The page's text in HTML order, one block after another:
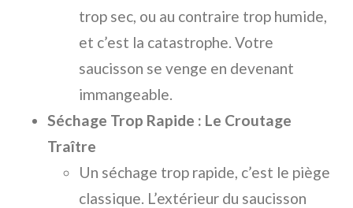
trop sec, ou au contraire trop humide,
et c’est la catastrophe. Votre
saucisson se venge en devenant
immangeable.
Séchage Trop Rapide : Le Croutage
Traître
Un séchage trop rapide, c’est le piège
classique. L’extérieur du saucisson